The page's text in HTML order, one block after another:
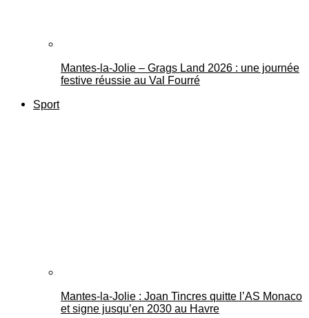
Mantes-la-Jolie – Grags Land 2026 : une journée
festive réussie au Val Fourré
Sport
Mantes-la-Jolie : Joan Tincres quitte l’AS Monaco
et signe jusqu’en 2030 au Havre